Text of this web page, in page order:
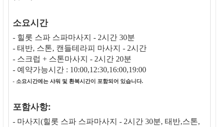
소요시간
- 힐롯 스파 스파마사지 - 2시간 30분
- 태반, 스톤, 캔들테라피 마사지 - 2시간
- 스크럽 + 스톤마사지 - 2시간 20분
- 예약가능시간 : 10:00,12:30,16:00,19:00
- 소요시간에는 샤워 및 환복시간이 포함되어 있습니다.
포함사항:
- 마사지(힐롯 스파 스파마사지 - 2시간 30분, 태반,스톤,